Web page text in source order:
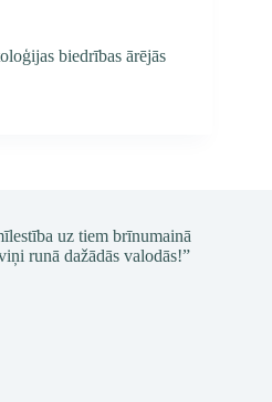
biedrības ārējās
uz tiem brīnumainā
runā dažādās valodās!”